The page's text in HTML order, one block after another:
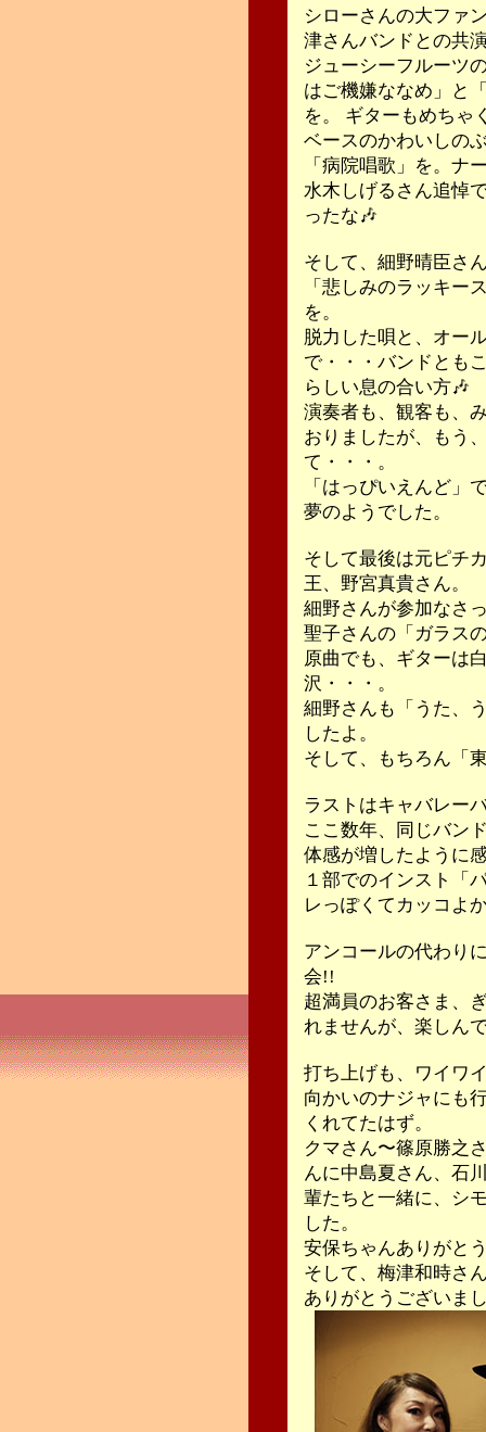
シローさんの大ファ
津さんバンドとの共
ジューシーフルーツ
はご機嫌ななめ」と
を。 ギターもめちゃ
ベースのかわいしの
「病院唱歌」を。ナ
水木しげるさん追悼
ったな🎶
そして、細野晴臣さ
「悲しみのラッキー
を。
脱力した唄と、オー
で・・・バンドとも
らしい息の合い方🎶
演奏者も、観客も、
おりましたが、もう
て・・・。
「はっぴいえんど」
夢のようでした。
そして最後は元ピチ
王、野宮真貴さん。
細野さんが参加なさ
聖子さんの「ガラス
原曲でも、ギターは
沢・・・。
細野さんも「うた、
したよ。
そして、もちろん「
ラストはキャバレー
ここ数年、同じバン
体感が増したように
１部でのインスト「
レっぽくてカッコよ
アンコールの代わり
会!!
超満員のお客さま、
れませんが、楽しん
打ち上げも、ワイワ
向かいのナジャにも
くれてたはず。
クマさん〜篠原勝之
んに中島夏さん、石
輩たちと一緒に、シ
した。
安保ちゃんありがと
そして、梅津和時さ
ありがとうございま